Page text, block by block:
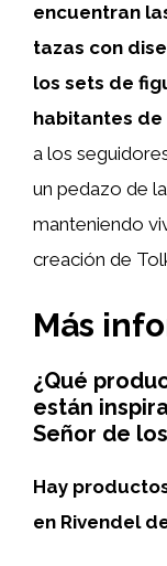
encuentran
tazas con
los sets de
habitantes de
a los
un pedazo de
manteniendo
creación de
Más
¿Qué
están
Señor de
Hay
en Rivendel